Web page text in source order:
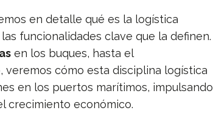
en detalle qué es la logística
funcionalidades clave que la definen.
en los buques, hasta el
, veremos cómo esta disciplina logística
en los puertos marítimos, impulsando
crecimiento económico.